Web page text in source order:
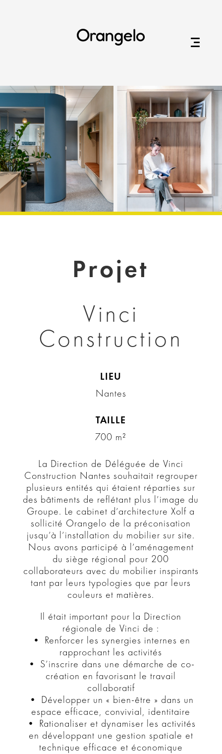
Orangelo
Projet
Vinci
Construction
LIEU
Nantes
TAILLE
700 m²
La Direction de Déléguée de Vinci
Construction Nantes souhaitait regrouper
plusieurs entités qui étaient réparties sur
des bâtiments de reflétant plus l’image du
Groupe. Le cabinet d’architecture Xolf a
sollicité Orangelo de la préconisation
jusqu’à l’installation du mobilier sur site.
Nous avons participé à l’aménagement
du siège régional pour 200
collaborateurs avec du mobilier inspirants
tant par leurs typologies que par leurs
couleurs et matières.
Il était important pour la Direction
régionale de Vinci de :
• Renforcer les synergies internes en
rapprochant les activités
• S’inscrire dans une démarche de co-
création en favorisant le travail
collaboratif
• Développer un « bien-être » dans un
espace efficace, convivial, identitaire
• Rationaliser et dynamiser les activités
en développant une gestion spatiale et
technique efficace et économique